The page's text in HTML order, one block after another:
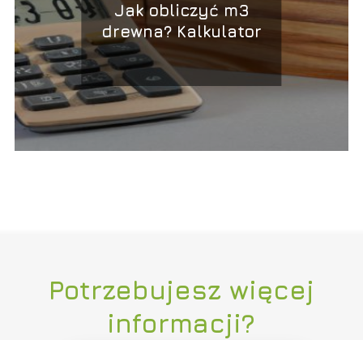
Jak obliczyć m3
drewna? Kalkulator
Potrzebujesz więcej
informacji?